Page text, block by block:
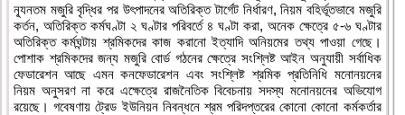
ন্যূনতম মজুরি বৃদ্ধির পর উৎপাদনের অতিরিক্ত টার্গেট নির্ধারণ, নিয়ম বহির্ভূতভাবে মজুরি
কর্তন, অতিরিক্ত কর্মঘণ্টা ২ ঘণ্টার পরিবর্তে ৪ ঘণ্টা করা, অনেক ক্ষেত্রে ৫-৬ ঘণ্টার
অতিরিক্ত কর্মঘন্টায় শ্রমিকদের কাজ করানো ইত্যাদি অনিয়মের তথ্য পাওয়া গেছে।
পোশাক শ্রমিকদের জন্য মজুরি বোর্ড গঠনের ক্ষেত্রে সংশ্লিষ্ট আইন অনুযায়ী সর্বাধিক
ফেডারেশন আছে এমন কনফেডারেশন এবং সংশ্লিষ্ট শ্রমিক প্রতিনিধি মনোনয়নের
নিয়ম অনুসরণ না করে এক্ষেত্রে রাজনৈতিক বিবেচনায় সদস্য মনোনয়নের অভিযোগ
রয়েছে। গবেষণায় ট্রেড ইউনিয়ন নিবন্ধনে শ্রম পরিদপ্তরের কোনো কোনো কর্মকর্তার